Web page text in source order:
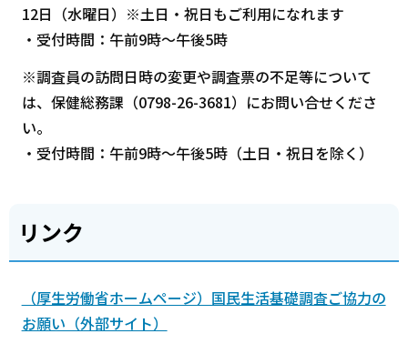
12日（水曜日）※土日・祝日もご利用になれます
・受付時間：午前9時～午後5時
※調査員の訪問日時の変更や調査票の不足等について
は、保健総務課（0798-26-3681）にお問い合せくださ
い。
・受付時間：午前9時～午後5時（土日・祝日を除く）
リンク
（厚生労働省ホームページ）国民生活基礎調査ご協力の
お願い（外部サイト）